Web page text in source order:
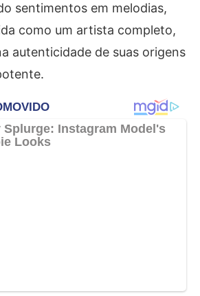
sentimentos em melodias,
como um artista completo,
autenticidade de suas origens